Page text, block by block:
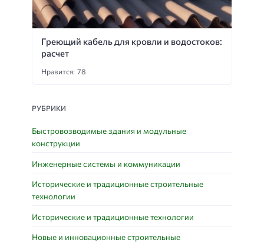
Греющий кабель для кровли и водостоков:
расчет
Нравится: 78
РУБРИКИ
Быстровозводимые здания и модульные
конструкции
Инженерные системы и коммуникации
Исторические и традиционные строительные
технологии
Исторические и традиционные технологии
Новые и инновационные строительные